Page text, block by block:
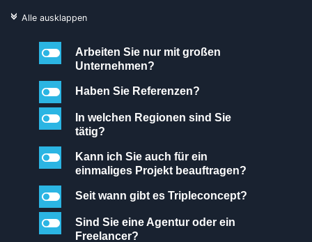
c Alle ausklappen
l
Arbeiten Sie nur mit großen
Unternehmen?
l Haben Sie Referenzen?
l
In welchen Regionen sind Sie
tätig?
l
Kann ich Sie auch für ein
einmaliges Projekt beauftragen?
l Seit wann gibt es Tripleconcept?
l
Sind Sie eine Agentur oder ein
Freelancer?